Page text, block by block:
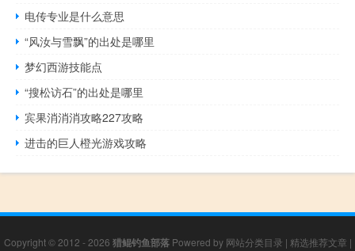
电传专业是什么意思
“风汝与雪飘”的出处是哪里
梦幻西游技能点
“搜松访石”的出处是哪里
宾果消消消攻略227攻略
进击的巨人橙光游戏攻略
Copyright © 2012 - 2026 猎鲲钓鱼部落Powered by 网站分类目录 | 精选推荐文章 |